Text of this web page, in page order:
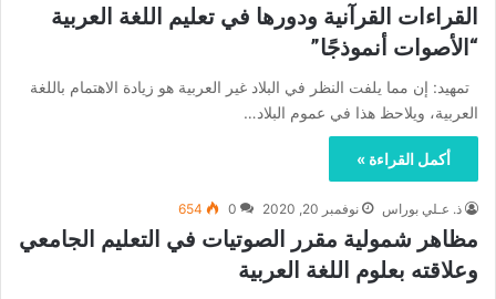
القراءات القرآنية ودورها في تعليم اللغة العربية
“الأصوات أنموذجًا”
تمهيد: إن مما يلفت النظر في البلاد غير العربية هو زيادة الاهتمام باللغة
العربية، ويلاحظ هذا في عموم البلاد…
أكمل القراءة »
ذ. عـلي بوراس نوفمبر 20, 2020 0
654
مظاهر شمولية مقرر الصوتيات في التعليم الجامعي
وعلاقته بعلوم اللغة العربية